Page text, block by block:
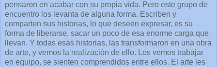
pensaron en acabar con su propia vida. Pero este grupo de
encuentro los levanta de alguna forma. Escriben y
comparten sus historias, lo que deseen expresar, es su
forma de liberarse, sacar un poco de esa enorme carga que
llevan. Y todas esas historias, las transformaron en una obra
de arte, y vemos la realización de ello. Los vemos trabajar
en equipo, se sienten comprendidos entre ellos. El arte les